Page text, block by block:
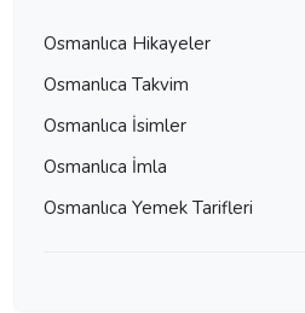
Osmanlıca Hikayeler
Osmanlıca Takvim
Osmanlıca İsimler
Osmanlıca İmla
Osmanlıca Yemek Tarifleri